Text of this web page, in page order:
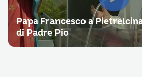
Papa Francesco a
di Padre Pio